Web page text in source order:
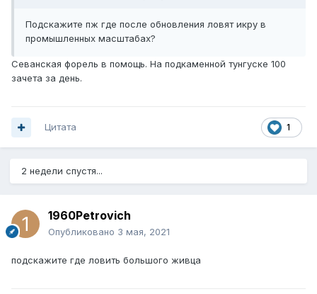
Подскажите пж где после обновления ловят икру в
промышленных масштабах?
Севанская форель в помощь. На подкаменной тунгуске 100
зачета за день.
1
Цитата
2 недели спустя...
1960Petrovich
Опубликовано 3 мая, 2021
подскажите где ловить большого живца